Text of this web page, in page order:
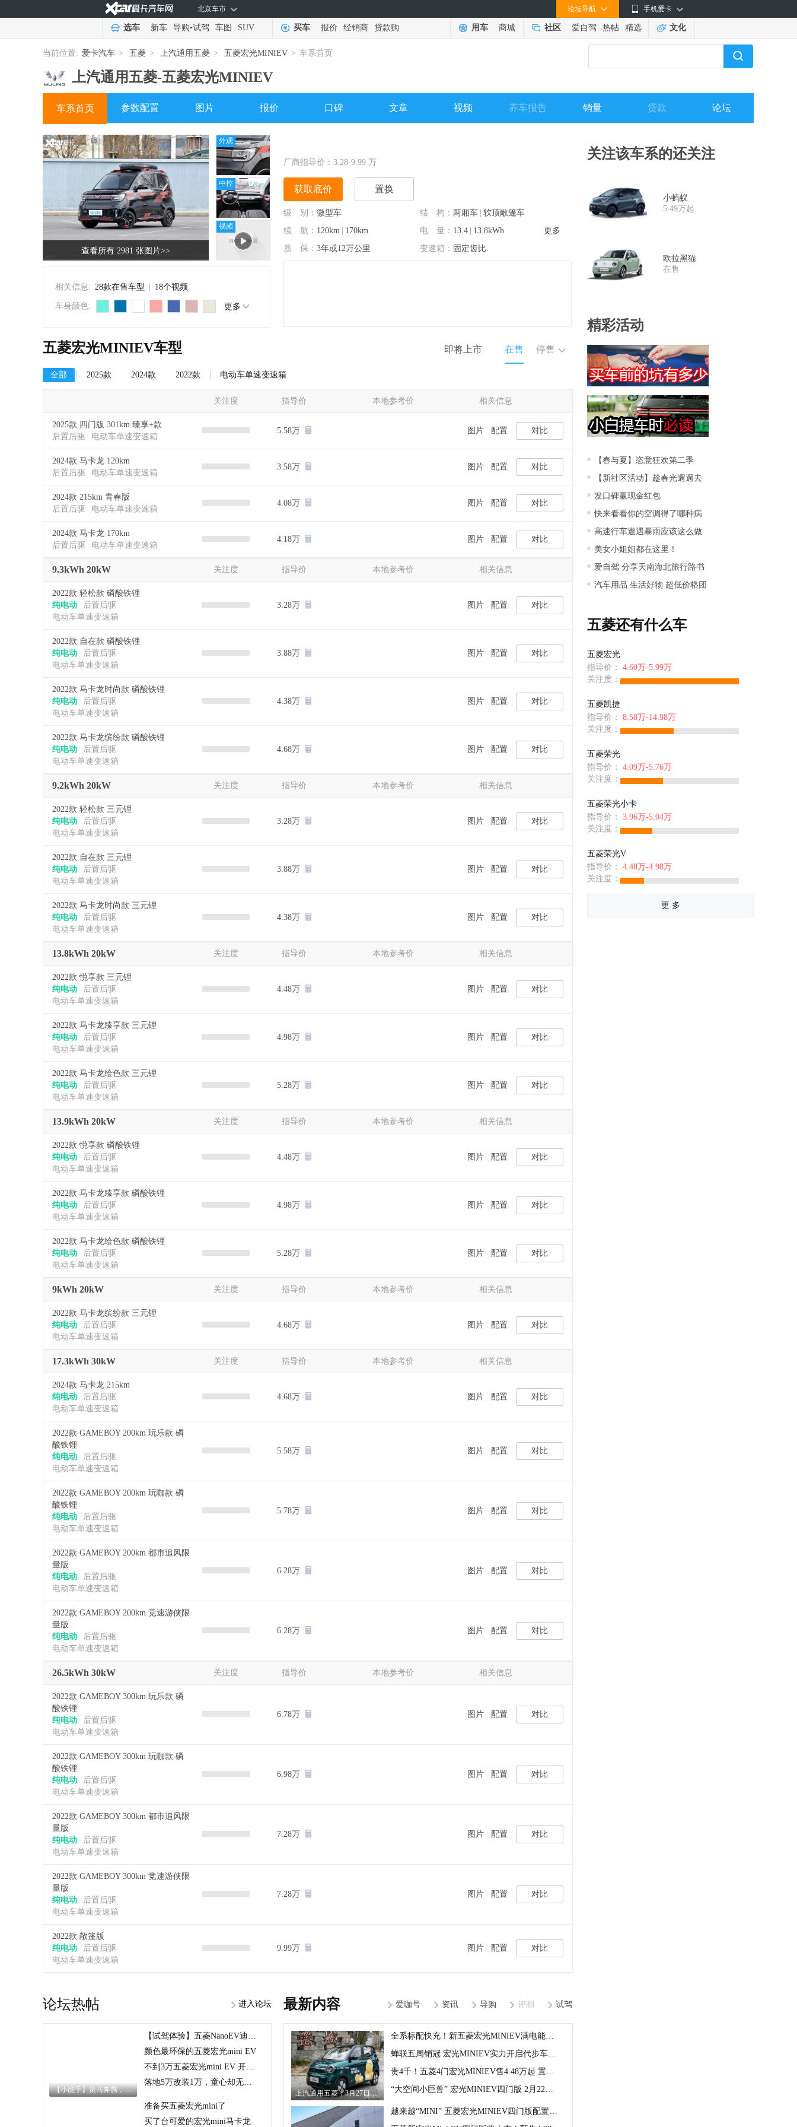
手机爱卡
论坛导航
北京车市
选车 新车 导购•试驾 车图 SUV 买车 报价 经销商 贷款购 用车 商城 社区 爱自驾 热帖 精选 文化
当前位置: 爱卡汽车 > 五菱 > 上汽通用五菱 > 五菱宏光MINIEV > 车系首页
上汽通用五菱-五菱宏光MINIEV
车系首页 参数配置 图片 报价 口碑 文章 视频 养车报告 销量 贷款 论坛
查看所有 2981 张图片>>
外观
中控
视频
相关信息: 28款在售车型 18个视频
车身颜色: 更多
厂商指导价： 3.28-9.99 万
获取底价 置换
级 别： 微型车 结 构： 两厢车 软顶敞篷车
续 航： 120km 170km 电 量： 更多
13.4
13.8kWh
质 保： 3年或12万公里 变速箱： 固定齿比
五菱宏光MINIEV车型 停售
即将上市 在售
全部 2025款 2024款 2022款 电动车单速变速箱
关注度 指导价 本地参考价 相关信息
2025款 四门版 301km 臻享+款
后置后驱
电动车单速变速箱
5.58万 图片 配置 对比
2024款 马卡龙 120km
后置后驱
电动车单速变速箱
3.58万 图片 配置 对比
2024款 215km 青春版
后置后驱
电动车单速变速箱
4.08万 图片 配置 对比
2024款 马卡龙 170km
后置后驱
电动车单速变速箱
4.18万 图片 配置 对比
9.3kWh 20kW 关注度 指导价 本地参考价 相关信息
2022款 轻松款 磷酸铁锂
纯电动
后置后驱
电动车单速变速箱
3.28万 图片 配置 对比
2022款 自在款 磷酸铁锂
纯电动
后置后驱
电动车单速变速箱
3.88万 图片 配置 对比
2022款 马卡龙时尚款 磷酸铁锂
纯电动
后置后驱
电动车单速变速箱
4.38万 图片 配置 对比
2022款 马卡龙缤纷款 磷酸铁锂
纯电动
后置后驱
电动车单速变速箱
4.68万 图片 配置 对比
9.2kWh 20kW 关注度 指导价 本地参考价 相关信息
2022款 轻松款 三元锂
纯电动
后置后驱
电动车单速变速箱
3.28万 图片 配置 对比
2022款 自在款 三元锂
纯电动
后置后驱
电动车单速变速箱
3.88万 图片 配置 对比
2022款 马卡龙时尚款 三元锂
纯电动
后置后驱
电动车单速变速箱
4.38万 图片 配置 对比
13.8kWh 20kW 关注度 指导价 本地参考价 相关信息
2022款 悦享款 三元锂
纯电动
后置后驱
电动车单速变速箱
4.48万 图片 配置 对比
2022款 马卡龙臻享款 三元锂
纯电动
后置后驱
电动车单速变速箱
4.98万 图片 配置 对比
2022款 马卡龙绘色款 三元锂
纯电动
后置后驱
电动车单速变速箱
5.28万 图片 配置 对比
13.9kWh 20kW 关注度 指导价 本地参考价 相关信息
2022款 悦享款 磷酸铁锂
纯电动
后置后驱
电动车单速变速箱
4.48万 图片 配置 对比
2022款 马卡龙臻享款 磷酸铁锂
纯电动
后置后驱
电动车单速变速箱
4.98万 图片 配置 对比
2022款 马卡龙绘色款 磷酸铁锂
纯电动
后置后驱
电动车单速变速箱
5.28万 图片 配置 对比
9kWh 20kW 关注度 指导价 本地参考价 相关信息
2022款 马卡龙缤纷款 三元锂
纯电动
后置后驱
电动车单速变速箱
4.68万 图片 配置 对比
17.3kWh 30kW 关注度 指导价 本地参考价 相关信息
2024款 马卡龙 215km
纯电动
后置后驱
电动车单速变速箱
4.68万 图片 配置 对比
2022款 GAMEBOY 200km 玩乐款 磷
酸铁锂
纯电动
后置后驱
电动车单速变速箱
5.58万 图片 配置 对比
2022款 GAMEBOY 200km 玩咖款 磷
酸铁锂
纯电动
后置后驱
电动车单速变速箱
5.78万 图片 配置 对比
2022款 GAMEBOY 200km 都市追风限
量版
纯电动
后置后驱
电动车单速变速箱
6.28万 图片 配置 对比
2022款 GAMEBOY 200km 竞速游侠限
量版
纯电动
后置后驱
电动车单速变速箱
6.28万 图片 配置 对比
26.5kWh 30kW 关注度 指导价 本地参考价 相关信息
2022款 GAMEBOY 300km 玩乐款 磷
酸铁锂
纯电动
后置后驱
电动车单速变速箱
6.78万 图片 配置 对比
2022款 GAMEBOY 300km 玩咖款 磷
酸铁锂
纯电动
后置后驱
电动车单速变速箱
6.98万 图片 配置 对比
2022款 GAMEBOY 300km 都市追风限
量版
纯电动
后置后驱
电动车单速变速箱
7.28万 图片 配置 对比
2022款 GAMEBOY 300km 竞速游侠限
量版
纯电动
后置后驱
电动车单速变速箱
7.28万 图片 配置 对比
2022款 敞篷版
纯电动
后置后驱
电动车单速变速箱
9.99万 图片 配置 对比
论坛热帖 进入论坛
【小能手】策马奔腾，与NI相遇
【试驾体验】五菱NanoEV迪士尼疯狂动物城玩家乐园
颜色最环保的五菱宏光mini EV
不到3万五菱宏光mini EV 开回家
落地5万改装1万，童心却无价：宏光mini萌化我的少女心
准备买五菱宏光mini了
买了台可爱的宏光mini马卡龙
最新内容 试驾
评测
导购
资讯
爱咖号
上汽通用五菱：3月27日公布5代宏光MINIEV售价
全系标配快充！新五菱宏光MINIEV满电能跑300公里
蝉联五周销冠 宏光MINIEV实力开启代步车2.0时代
贵4千！五菱4门宏光MINIEV售4.48万起 置换减3千
“大空间小巨兽” 宏光MINIEV四门版 2月22日上市 发布新玩法
越来越“MINI” 五菱宏光MINIEV四门版配置公布
关注该车系的还关注
小蚂蚁
5.49万起
欧拉黑猫
在售
精彩活动
【春与夏】恣意狂欢第二季
【新社区活动】趁春光遛遛去
发口碑赢现金红包
快来看看你的空调得了哪种病
高速行车遭遇暴雨应该这么做
美女小姐姐都在这里！
爱自驾 分享天南海北旅行路书
汽车用品 生活好物 超低价格团
五菱还有什么车
五菱宏光
指导价：
4.60万-5.99万
关注度：
五菱凯捷
指导价：
8.58万-14.98万
关注度：
五菱荣光
指导价：
4.09万-5.76万
关注度：
五菱荣光小卡
指导价：
3.96万-5.04万
关注度：
五菱荣光V
指导价：
4.48万-4.98万
关注度：
更 多